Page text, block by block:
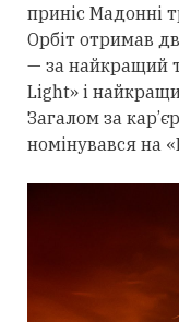
приніс Мадонні
Орбіт отримав
— за найкращий
Light» і
Загалом за
номінувався на